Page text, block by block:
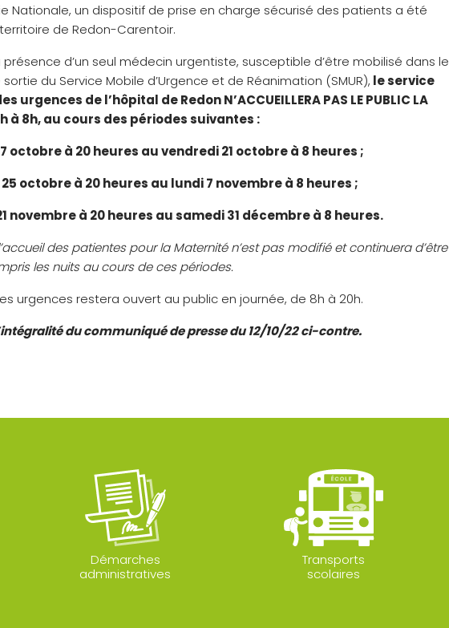
Nationale, un dispositif de prise en charge sécurisé des patients a été
de Redon-Carentoir.
d’un seul médecin urgentiste, susceptible d’être mobilisé dans le
sortie du Service Mobile d’Urgence et de Réanimation (SMUR), le service
urgences de l’hôpital de Redon N’ACCUEILLERA PAS LE PUBLIC LA
à 8h, au cours des périodes suivantes :
octobre à 20 heures au vendredi 21 octobre à 8 heures ;
octobre à 20 heures au lundi 7 novembre à 8 heures ;
novembre à 20 heures au samedi 31 décembre à 8 heures.
des patientes pour la Maternité n’est pas modifié et continuera d’être
les nuits au cours de ces périodes.
urgences restera ouvert au public en journée, de 8h à 20h.
du communiqué de presse du 12/10/22 ci-contre.
Démarches
administratives
Transports
scolaires